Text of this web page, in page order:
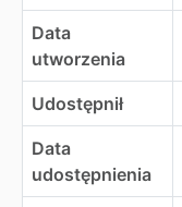
Data
utworzenia
Udostępnił
Data
udostępnienia